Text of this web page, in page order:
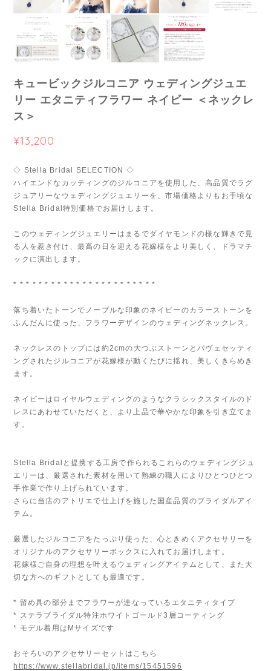
キュービックジルコニア ウェディングジュエ
リー エタニティフラワー ネイビー ＜ネックレ
ス＞
¥13,200
◇ Stella Bridal SELECTION ◇
ハイエンドなカッティングのジルコニアを使用した、高品質でラグ
ジュアリーなウェディングジュエリーを、市場価格よりもお手頃な
Stella Bridal特別価格でお届けします。
このウェディングジュエリーはまるでダイヤモンドの様な輝きで見
る人を惹き付け、最高の日を迎える花嫁様をより美しく、ドラマチ
ックに演出します。
* * * * * * * * * * * * * * * * * * * * * * *
落ち着いたトーンでノーブルな印象のネイビーのカラーストーンを
ふんだんに使った、フラワーデザインのウェディングネックレス。
ネックレスのトップには約2cmの大つぶストーンとパヴェセッティ
ングされたジルコニアが花嫁様が動くたびに揺れ、美しくきらめき
ます。
ネイビーはロイヤルウェディングのようなクラシックスタイルのド
レスにあわせていただくと、より上品で華やかな印象を引き立てま
す。
Stella Bridalと提携する工房で作られるこれらのウェディングジュ
エリーは、厳選された素材を用いて熟練の職人によりひとつひとつ
手作業で作り上げられています。
さらに当店のアトリエで仕上げを施した国産品質のブライダルアイ
テム。
厳選したジルコニアをたっぷり使った、心ときめくアクセサリーを
オリジナルのアクセサリーボックスに入れてお届けします。
花嫁様ご自身の理想を叶えるウェディングアイテムとして、また大
切な方へのギフトとしても最適です。
* 留め具の部分までフラワーが連なっているエタニティタイプ
* ステラブライダル特注ホワイトゴールド3層コーティング
* モデル着用はMサイズです
おそろいのアクセサリーセットはこちら
https://www.stellabridal.jp/items/15451596